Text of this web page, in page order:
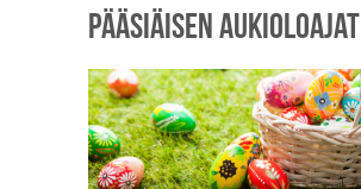
Pääsiäisen aukioloajat